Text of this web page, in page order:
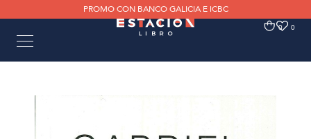
PROMO CON BANCO GALICIA E ICBC
0 0